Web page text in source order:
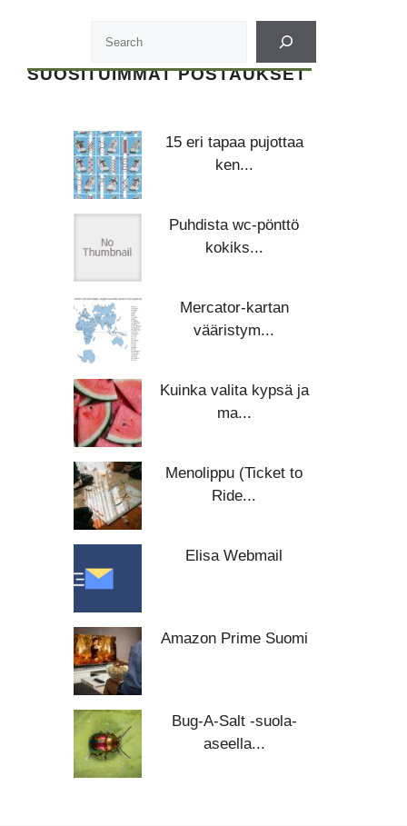
SUOSITUIMMAT POSTAUKSET
15 eri tapaa pujottaa
ken...
Puhdista wc-pönttö
kokiks...
Mercator-kartan
vääristym...
Kuinka valita kypsä ja
ma...
Menolippu (Ticket to
Ride...
Elisa Webmail
Amazon Prime Suomi
Bug-A-Salt -suola-
aseella...